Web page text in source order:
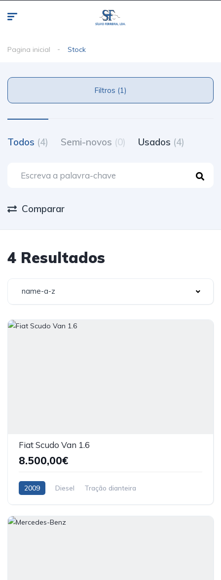
Pagina inicial Stock
Filtros (1)
Todos (4) Semi-novos (0) Usados (4)
Comparar
4 Resultados
name-a-z
Fiat Scudo Van 1.6
8.500,00€
2009 Diesel Tração dianteira